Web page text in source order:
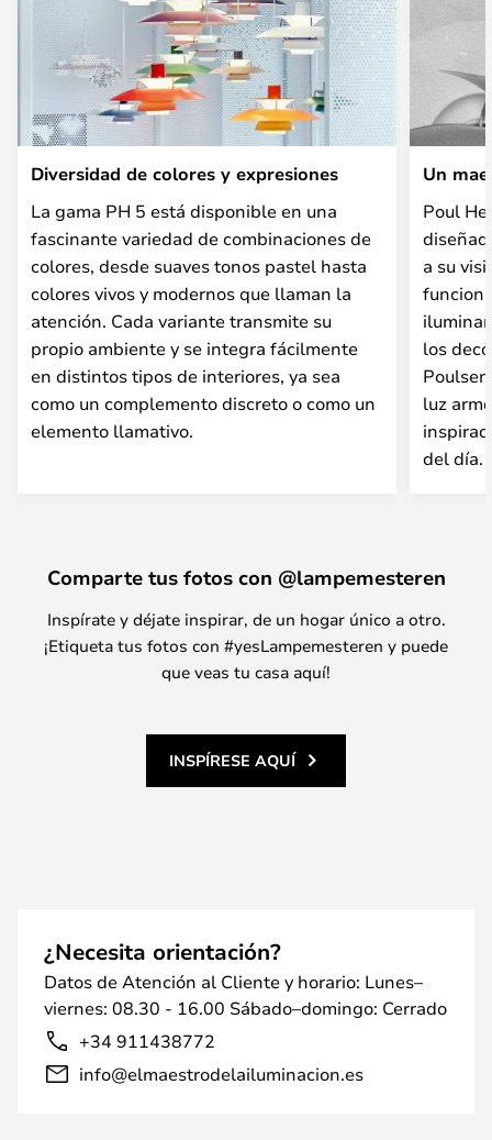
Diversidad de colores y expresiones
La gama PH 5 está disponible en una
fascinante variedad de combinaciones de
colores, desde suaves tonos pastel hasta
colores vivos y modernos que llaman la
atención. Cada variante transmite su
propio ambiente y se integra fácilmente
en distintos tipos de interiores, ya sea
como un complemento discreto o como un
elemento llamativo.
Un
Poul
a su
los
luz
del día.
Comparte tus fotos con @lampemesteren
Inspírate y déjate inspirar, de un hogar único a otro.
¡Etiqueta tus fotos con #yesLampemesteren y puede
que veas tu casa aquí!
INSPÍRESE AQUÍ
¿Necesita orientación?
Datos de Atención al Cliente y horario: Lunes–
viernes: 08.30 - 16.00 Sábado–domingo: Cerrado
+34 911438772
info@elmaestrodelailuminacion.es